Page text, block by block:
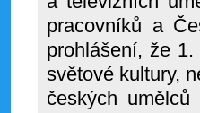
pracovníků a
prohlášení, že
světové kultury,
českých